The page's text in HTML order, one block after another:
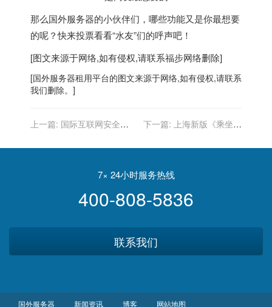
那么国外服务器的小伙伴们，哪些功能又是你最想要
的呢？快来投票看看“水友”们的呼声吧！
[图文来源于网络,如有侵权,请联系福步网络删除]
[国外服务器租用平台的图文来源于网络,如有侵权,请联系
我们删除。]
上一篇: 国际互联网安全
小技巧
下一篇: 上海新版《乘坐规
使用电子设备外放声音
7× 24小时服务热线
400-808-5836
联系我们
国外服务器 新闻资讯 博客 网站地图